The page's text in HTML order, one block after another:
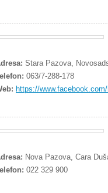
Stara Pazova,
063/7-288-178
https://
Nova Pazova, Cara
022 329 900